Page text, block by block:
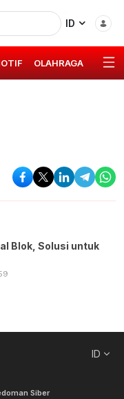
ID
OLAHRAGA GAYA
Blok, Solusi untuk
ID
Siber